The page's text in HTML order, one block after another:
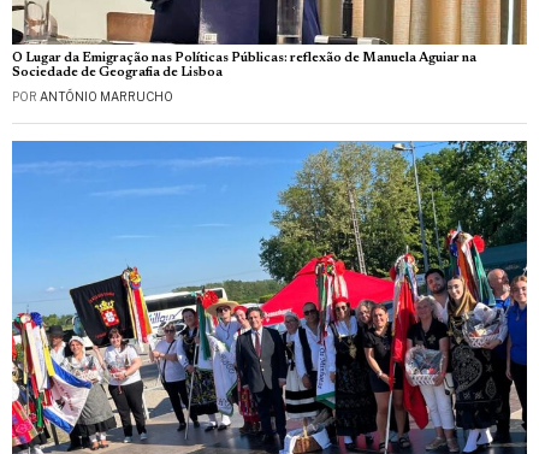
O Lugar da Emigração nas Políticas Públicas: reflexão de Manuela Aguiar na
Sociedade de Geografia de Lisboa
POR ANTÓNIO MARRUCHO